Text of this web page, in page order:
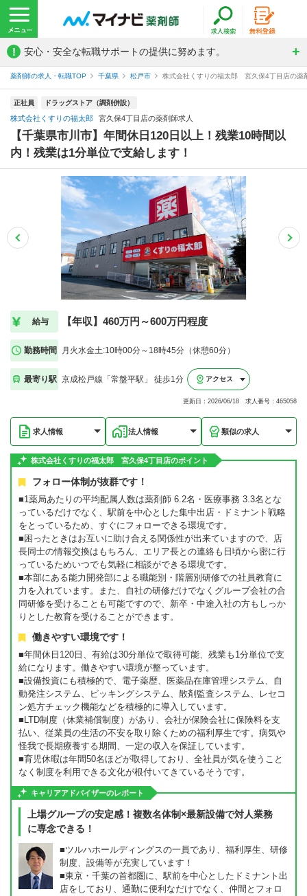
! 安心・安全な転職サポートの提供に努めます。
薬剤師の求人・転職TOP 千葉県 松戸市 株式会社くすりの福太郎 宮久保4丁目店の薬
正社員 ドラッグストア（調剤併設）
株式会社くすりの福太郎 宮久保4丁目店の薬剤師求人
【千葉県市川市】年間休日120日以上！残業10時間以
内！残業は1分単位で支給します！
給与 【年収】460万円～600万円程度
勤務時間 月火水金土:10時00分～18時45分（休憩60分）
最寄り駅 京成松戸線「常盤平駅」 徒歩1分 アクセス
更新日：2026/06/18 求人番号：465058
求人情報 法人情報 類似の求人
株式会社くすりの福太郎 宮久保4丁目店のポイント
フォロー体制が抜群です！
■1薬局あたりの平均配属人数は薬剤師 6.2名・医療事務 3.3名とな
っているだけでなく、駅前を中心とした集中出店・ドミナント戦略
をとっているため、すぐにフォローできる環境です。
■困ったときはお互いに助け合える関係性が出来ていますので、店
長同士の情報交換はもちろん、エリア長との連絡も日頃から密に行
っているためいつでも気軽に相談ができる環境です。
■本部にある能力開発部による職能別・階層別研修での社員教育に
力を入れています。また、自社の研修だけでなくグループ会社の合
同研修を受けることも可能ですので、新卒・中途入社の方もしっか
りとした教育を受けることができます。
働きやすい環境です！
■年間休日120日、有給は30分単位で取得可能、残業も1分単位で支
給になります。働きやすい環境が整っています。
■設備投資にも積極的で、電子薬歴、医薬品在庫管理システム、自
動発注システム、ピッキングシステム、散剤監査システム、レセコ
ン処方チェック機能などを積極的に導入しています。
■LTD制度（休業補償制度）があり、会社が保険会社に保険料を支
払い、従業員の生活の不安を取り除くための福利厚生です。病気や
怪我で長期療養する期間、一定の収入を保証しています。
■育児休暇は年間50名ほどが取得しており、全社員が気を使うこと
なく制度を利用できる文化が根付いてきているそうです。
キャリアアドバイザーのレポート
上場グループの安定感！複数名体制×最新設備で対人業務
に専念できる！
■ツルハホールディングスの一員であり、福利厚生、研修
制度、設備等が充実しています！
■東京・千葉の首都圏に、駅前を中心としたドミナント出
店をしており、通勤に便利なだけでなく、仲間とフォロ